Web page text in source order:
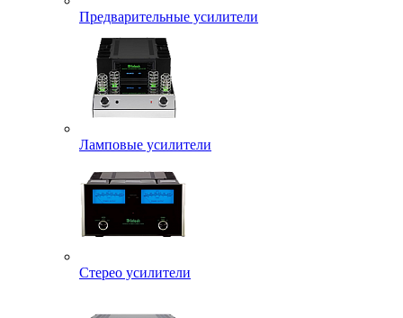
Предварительные усилители
Ламповые усилители
Стерео усилители